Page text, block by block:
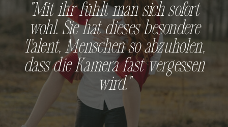
"Mit ihr fühlt man sich sofort
wohl. Sie hat dieses besondere
Talent, Menschen so abzuholen,
dass die Kamera fast vergessen
wird."